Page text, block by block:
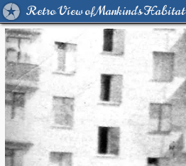
Retro View of Mankind's Habitat